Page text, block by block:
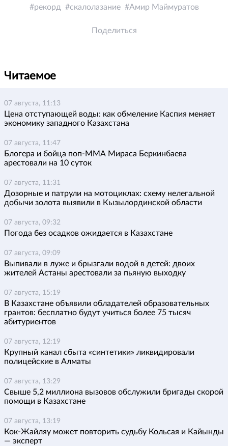
рекорд скалолазание Амир Маймуратов
Поделиться
Читаемое
07 августа, 11:13
Цена отступающей воды: как обмеление Каспия меняет
экономику западного Казахстана
07 августа, 11:47
Блогера и бойца поп-ММА Мираса Беркинбаева
арестовали на 10 суток
07 августа, 11:31
Дозорные и патрули на мотоциклах: схему нелегальной
добычи золота выявили в Кызылординской области
07 августа, 09:32
Погода без осадков ожидается в Казахстане
07 августа, 09:09
Выпивали в луже и брызгали водой в детей: двоих
жителей Астаны арестовали за пьяную выходку
07 августа, 15:19
В Казахстане объявили обладателей образовательных
грантов: бесплатно будут учиться более 75 тысяч
абитуриентов
07 августа, 12:19
Крупный канал сбыта «синтетики» ликвидировали
полицейские в Алматы
07 августа, 13:29
Свыше 5,2 миллиона вызовов обслужили бригады скорой
помощи в Казахстане
07 августа, 13:19
Кок-Жайляу может повторить судьбу Кольсая и Кайынды
— эксперт